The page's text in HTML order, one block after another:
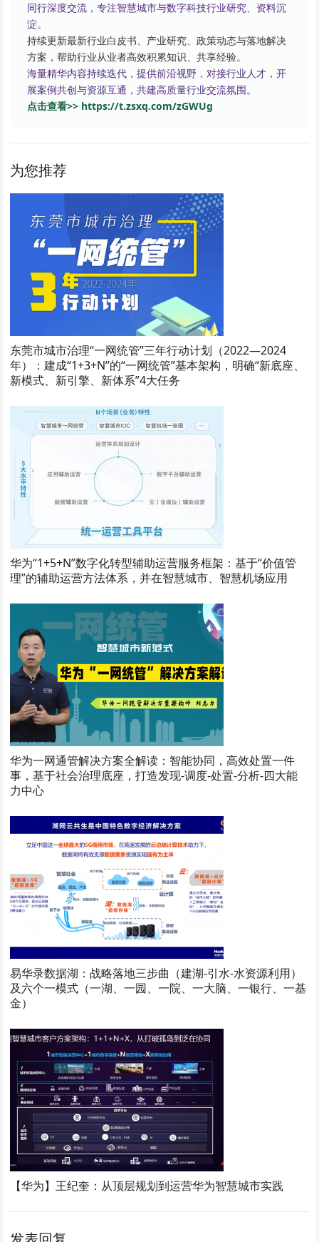
同行深度交流，专注智慧城市与数字科技行业研究、资料沉
淀。
持续更新最新行业白皮书、产业研究、政策动态与落地解决
方案，帮助行业从业者高效积累知识、共享经验。
海量精华内容持续迭代，提供前沿视野，对接行业人才，开
展案例共创与资源互通，共建高质量行业交流氛围。
点击查看>> https://t.zsxq.com/zGWUg
为您推荐
东莞市城市治理“一网统管”三年行动计划（2022—2024
年）：建成“1+3+N”的“一网统管”基本架构，明确“新底座、
新模式、新引擎、新体系”4大任务
华为“1+5+N”数字化转型辅助运营服务框架：基于“价值管
理”的辅助运营方法体系，并在智慧城市、智慧机场应用
华为一网通管解决方案全解读：智能协同，高效处置一件
事，基于社会治理底座，打造发现-调度-处置-分析-四大能
力中心
易华录数据湖：战略落地三步曲（建湖-引水-水资源利用）
及六个一模式（一湖、一园、一院、一大脑、一银行、一基
金）
【华为】王纪奎：从顶层规划到运营华为智慧城市实践